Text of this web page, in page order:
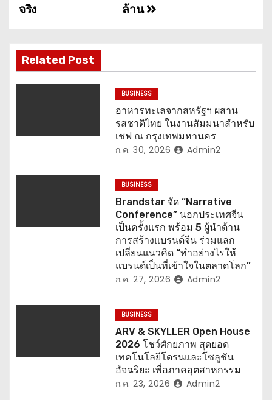
แ
ว
เ
อ
ล้าน
จริง
Related Post
BUSINESS
อาหารทะเลจากสหรัฐฯ ผสาน
รสชาติไทย ในงานสัมมนาสำหรับ
เชฟ ณ กรุงเทพมหานคร
ก.ค. 30, 2026 Admin2
BUSINESS
Brandstar จัด “Narrative
Conference” นอกประเทศจีน
เป็นครั้งแรก พร้อม 5 ผู้นำด้าน
การสร้างแบรนด์จีน ร่วมแลก
เปลี่ยนแนวคิด “ทำอย่างไรให้
แบรนด์เป็นที่เข้าใจในตลาดโลก”
ก.ค. 27, 2026 Admin2
BUSINESS
ARV & SKYLLER Open House
2026 โชว์ศักยภาพ สุดยอด
เทคโนโลยีโดรนและโซลูชัน
อัจฉริยะ เพื่อภาคอุตสาหกรรม
ก.ค. 23, 2026 Admin2